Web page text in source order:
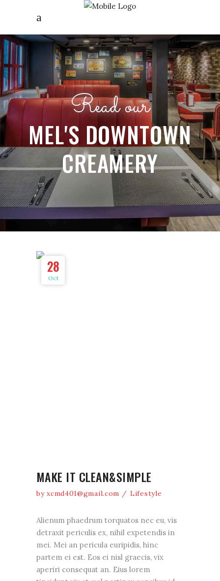
Read our
MEL'S DOWNTOWN
CREAMERY
28
Oct
MAKE IT CLEAN&SIMPLE
byxcmd401@gmail.com Lifestyle
Alienum phaedrum torquatos nec eu, vis
detraxit periculis ex, nihil expetendis in
mei. Mei an pericula euripidis, hinc
partem ei est. Eos ei nisl graecis, vix
aperiri consequat an. Eius lorem